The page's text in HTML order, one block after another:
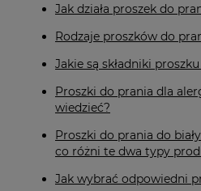
Jak działa proszek do
Rodzaje proszków do
Jakie są składniki
Proszki do prania dla
wiedzieć?
Proszki do prania do
co różni te dwa typy
Jak wybrać odpowiedni